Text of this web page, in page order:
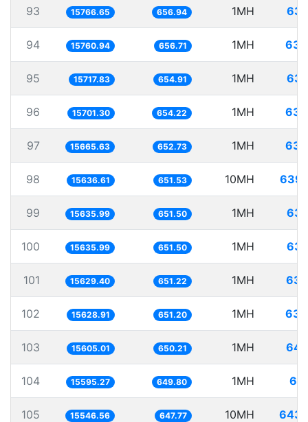
93 15766.65 656.94 1MH
94 15760.94 656.71 1MH
95 15717.83 654.91 1MH
96 15701.30 654.22 1MH
97 15665.63 652.73 1MH
98 15636.61 651.53 10MH
99 15635.99 651.50 1MH
100 15635.99 651.50 1MH
101 15629.40 651.22 1MH
102 15628.91 651.20 1MH
103 15605.01 650.21 1MH
104 15595.27 649.80 1MH
105 15546.56 647.77 10MH